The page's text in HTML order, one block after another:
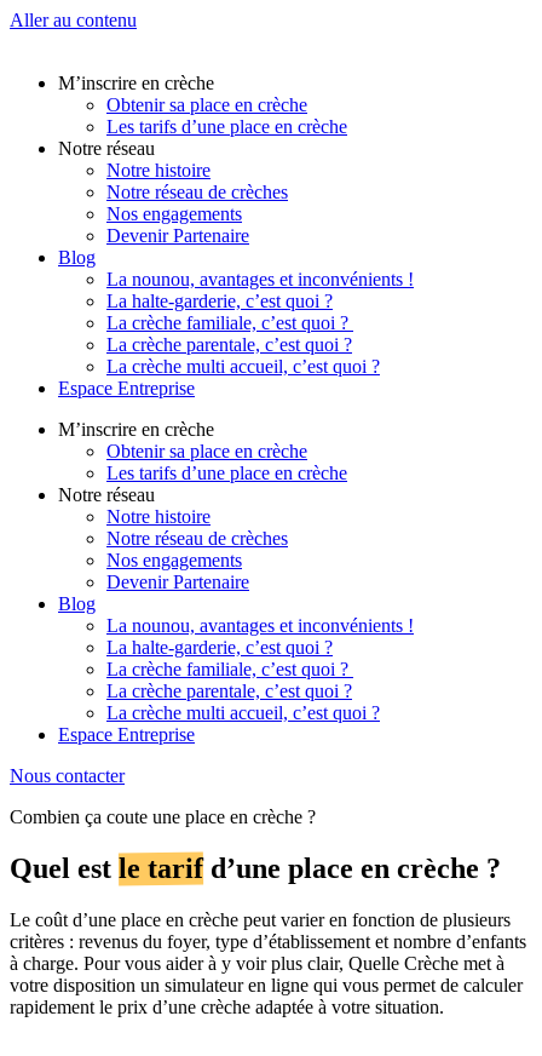
Aller au contenu
M’inscrire en crèche
Obtenir sa place en crèche
Les tarifs d’une place en crèche
Notre réseau
Notre histoire
Notre réseau de crèches
Nos engagements
Devenir Partenaire
Blog
La nounou, avantages et inconvénients !
La halte-garderie, c’est quoi ?
La crèche familiale, c’est quoi ?
La crèche parentale, c’est quoi ?
La crèche multi accueil, c’est quoi ?
Espace Entreprise
M’inscrire en crèche
Obtenir sa place en crèche
Les tarifs d’une place en crèche
Notre réseau
Notre histoire
Notre réseau de crèches
Nos engagements
Devenir Partenaire
Blog
La nounou, avantages et inconvénients !
La halte-garderie, c’est quoi ?
La crèche familiale, c’est quoi ?
La crèche parentale, c’est quoi ?
La crèche multi accueil, c’est quoi ?
Espace Entreprise
Nous contacter
Combien ça coute une place en crèche ?
Quel est le tarifd’une place en crèche ?
Le coût d’une place en crèche peut varier en fonction de plusieurs
critères : revenus du foyer, type d’établissement et nombre d’enfants
à charge. Pour vous aider à y voir plus clair, Quelle Crèche met à
votre disposition un simulateur en ligne qui vous permet de calculer
rapidement le prix d’une crèche adaptée à votre situation.